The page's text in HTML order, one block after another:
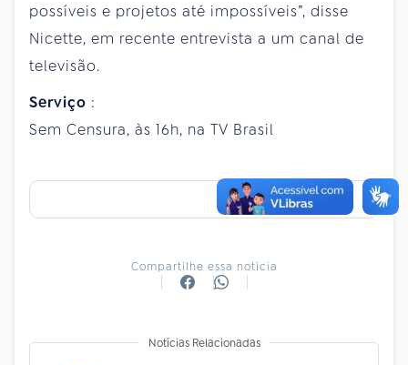
possíveis e projetos até impossíveis”, disse
Nicette, em recente entrevista a um canal de
televisão.
Serviço :
Sem Censura, às 16h, na TV Brasil
Compartilhe essa notícia
Notícias Relacionadas